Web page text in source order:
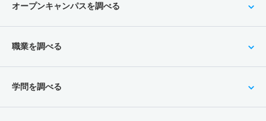
オープンキャンパスを調べる
職業を調べる
学問を調べる